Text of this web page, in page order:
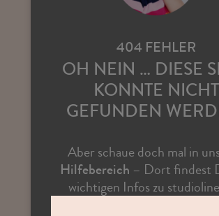
404 FEHLER
OH NEIN … DIESE
KONNTE NICHT
GEFUNDEN
Aber schaue doch mal in
Hilfebereich – Dort findest
wichtigen Infos zu